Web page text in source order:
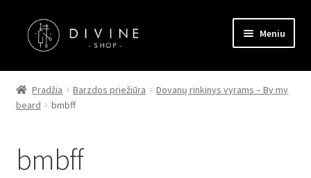
Pereiti
prie
Pereiti
prie
Meniu
Pagrindinis
Parduotuvė
Pradžia Barzdos priežiūra
Dovanų rinkinys vyrams – By my
beard
bmbff
bmbff